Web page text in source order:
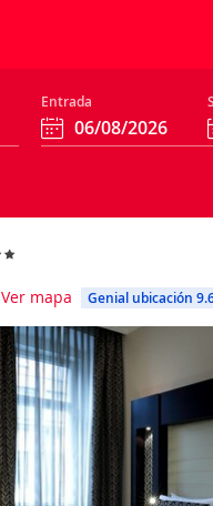
Entrada
Ver mapa Genial ubicación